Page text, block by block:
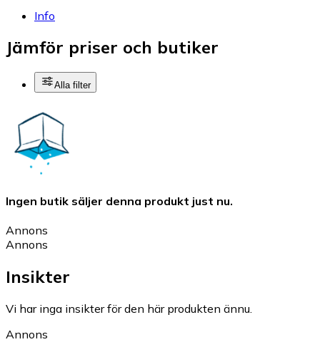
Info
Jämför priser och butiker
Alla filter
Ingen butik säljer denna produkt just nu.
Annons
Annons
Insikter
Vi har inga insikter för den här produkten ännu.
Annons